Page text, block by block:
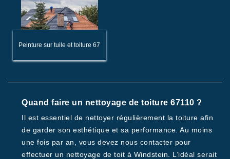
Peinture sur tuile et toiture 67
Quand faire un nettoyage de toiture 67110 ?
Il est essentiel de nettoyer régulièrement la toiture afin
de garder son esthétique et sa performance. Au moins
une fois par an, vous devez nous contacter pour
effectuer un nettoyage de toit à Windstein. L’idéal serait